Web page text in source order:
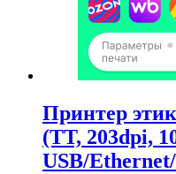
Принтер
(TT, 203dpi,
USB/